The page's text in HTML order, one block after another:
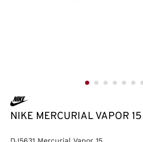
NIKE MERCURIAL VAPOR 15